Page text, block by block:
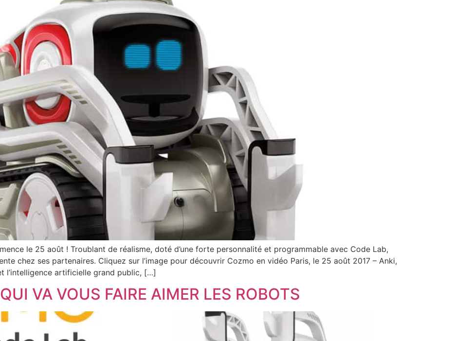
le 25 août ! Troublant de réalisme, doté d’une forte personnalité et programmable avec Code Lab,
chez ses partenaires. Cliquez sur l’image pour découvrir Cozmo en vidéo Paris, le 25 août 2017 – Anki,
l’intelligence artificielle grand public, […]
VA VOUS FAIRE AIMER LES ROBOTS